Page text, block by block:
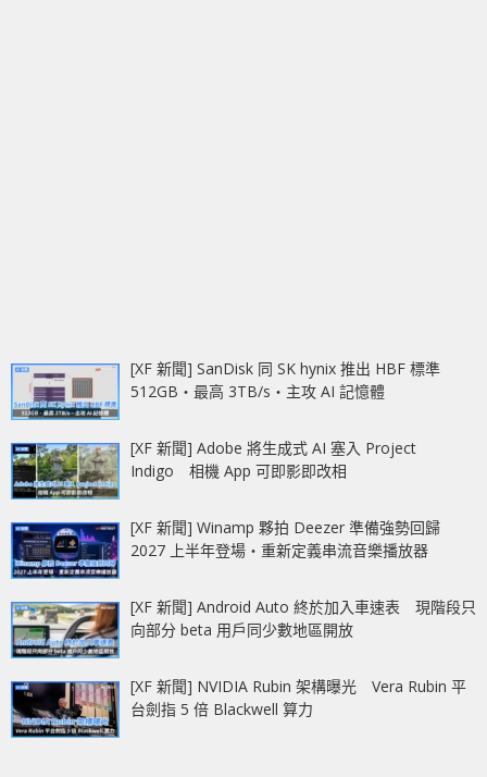
[XF 新聞] SanDisk 同 SK hynix 推出 HBF 標準
512GB‧最高 3TB/s‧主攻 AI 記憶體
[XF 新聞] Adobe 將生成式 AI 塞入 Project
Indigo 相機 App 可即影即改相
[XF 新聞] Winamp 夥拍 Deezer 準備強勢回歸
2027 上半年登場‧重新定義串流音樂播放器
[XF 新聞] Android Auto 終於加入車速表 現階段只
向部分 beta 用戶同少數地區開放
[XF 新聞] NVIDIA Rubin 架構曝光 Vera Rubin 平
台劍指 5 倍 Blackwell 算力